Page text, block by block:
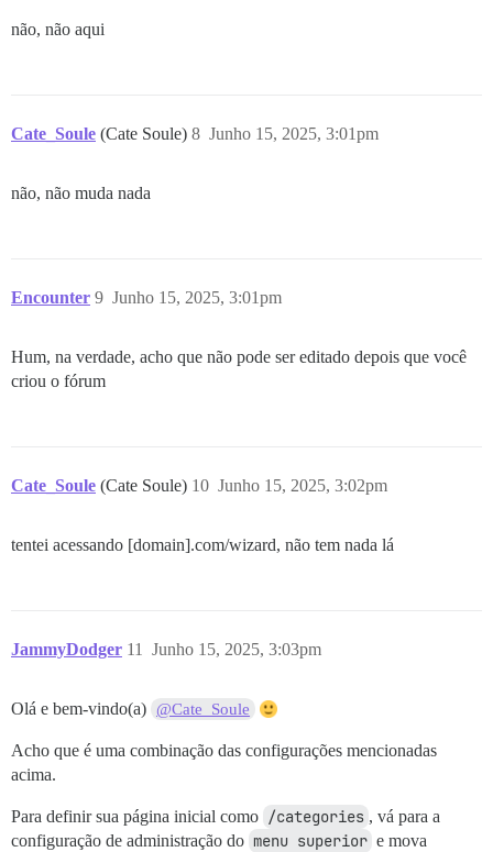
não, não aqui
Cate_Soule (Cate Soule) Junho 15, 2025, 3:01pm
8
não, não muda nada
Encounter Junho 15, 2025, 3:01pm
9
Hum, na verdade, acho que não pode ser editado depois que você
criou o fórum
Cate_Soule (Cate Soule) Junho 15, 2025, 3:02pm
10
tentei acessando [domain].com/wizard, não tem nada lá
JammyDodger Junho 15, 2025, 3:03pm
11
Olá e bem-vindo(a) @Cate_Soule
Acho que é uma combinação das configurações mencionadas
acima.
Para definir sua página inicial como /categories , vá para a
configuração de administração do menu superior e mova